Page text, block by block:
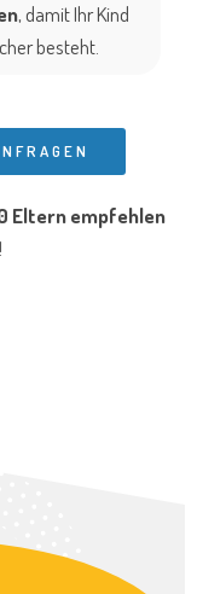
, damit Ihr Kind
besteht.
Eltern empfehlen